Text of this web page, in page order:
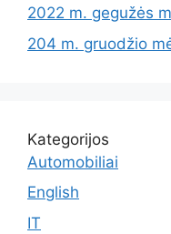
2022 m. gegužės
204 m. gruodžio
Kategorijos
Automobiliai
English
IT